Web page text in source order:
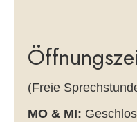
(Freie
MO & MI: